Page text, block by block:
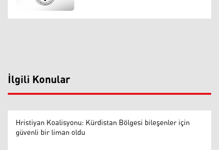
İlgili Konular
Hristiyan Koalisyonu: Kürdistan Bölgesi bileşenler için
güvenli bir liman oldu